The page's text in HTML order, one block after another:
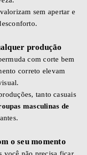
sem apertar e
produção
com corte bem
correto elevam
tanto casuais
masculinas de
o seu momento